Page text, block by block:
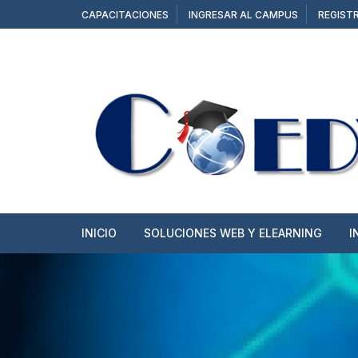
al
CAPACITACIONES INGRESAR AL CAMPUS
INICIO SOLUCIONES WEB Y ELEARNING
CAMPUS Y AULAS